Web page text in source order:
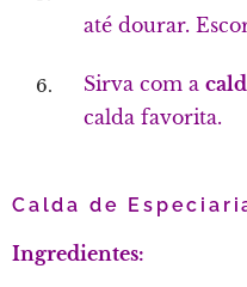
até dourar.
Sirva com a
calda favorita.
Calda de
Ingredientes: